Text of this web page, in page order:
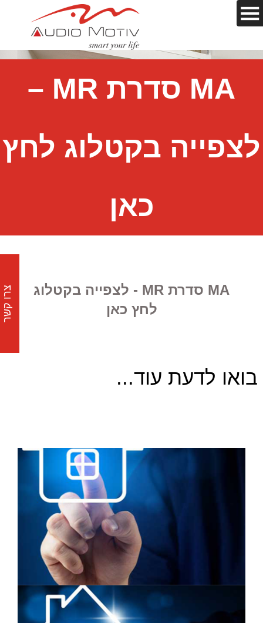
MA סדרת MR –
לצפייה בקטלוג לחץ
כאן
MA סדרת MR - לצפייה בקטלוג
לחץ כאן
בואו לדעת עוד...
צרו קשר